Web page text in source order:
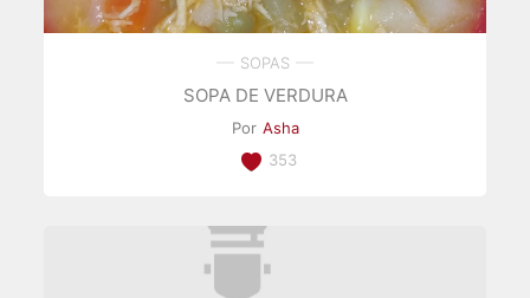
SOPAS
SOPA DE VERDURA
Por Asha
353